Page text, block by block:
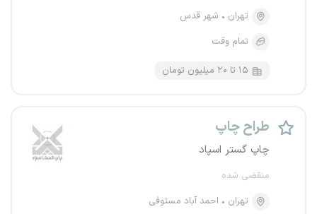
تهران
شهر قدس
تمام وقت
۱۵ تا ۲۰ میلیون تومان
طراح چاپ
چاپ گستر اسپاد
منقضی شده
تهران
احمد آباد مستوفی